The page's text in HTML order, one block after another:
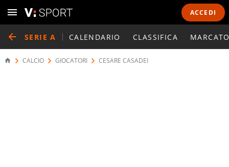
ACCEDI
SERIE A CALENDARIO CLASSIFICA
CALCIO GIOCATORI CESARE CASADEI